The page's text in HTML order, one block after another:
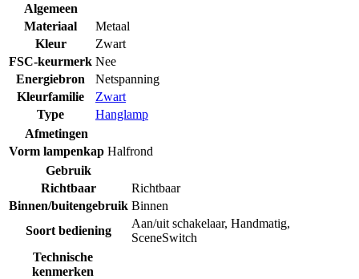
Algemeen
Materiaal
Metaal
Kleur
Zwart
FSC-keurmerk Nee
Energiebron
Netspanning
Kleurfamilie
Zwart
Type
Hanglamp
Afmetingen
Vorm lampenkap Halfrond
Gebruik
Richtbaar
Richtbaar
Binnen/buitengebruik Binnen
Soort bediening
Aan/uit schakelaar, Handmatig,
SceneSwitch
Technische
kenmerken